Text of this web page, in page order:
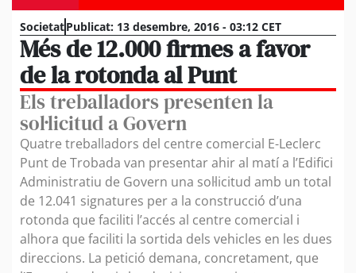
SocietatPublicat: 13 desembre, 2016 - 03:12 CET
Més de 12.000 firmes a favor
de la rotonda al Punt
Els treballadors presenten la
sol·licitud a Govern
Quatre treballadors del centre comercial E-Leclerc
Punt de Trobada van presentar ahir al matí a l’Edifici
Administratiu de Govern una sol·licitud amb un total
de 12.041 signatures per a la construcció d’una
rotonda que faciliti l’accés al centre comercial i
alhora que faciliti la sortida dels vehicles en les dues
direccions. La petició demana, concretament, que